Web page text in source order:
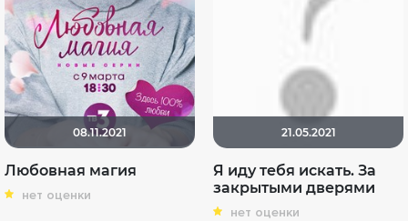
08.11.2021
Любовная магия
нет оценки
21.05.2021
Я иду тебя искать. За
закрытыми дверями
нет оценки